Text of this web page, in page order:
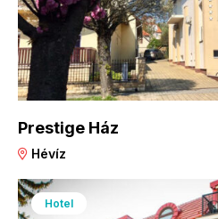
Prestige Ház
Hévíz
Hotel